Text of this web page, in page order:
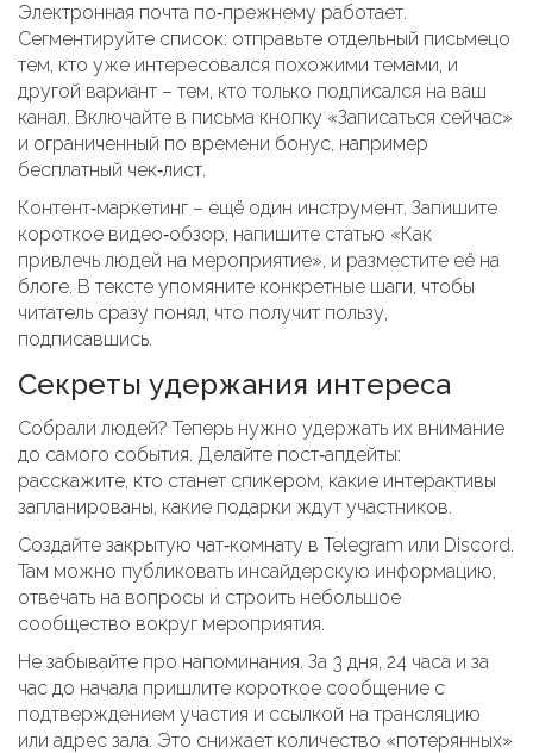
Электронная почта по‑прежнему работает.
Сегментируйте список: отправьте отдельный письмецо
тем, кто уже интересовался похожими темами, и
другой вариант – тем, кто только подписался на ваш
канал. Включайте в письма кнопку «Записаться сейчас»
и ограниченный по времени бонус, например
бесплатный чек‑лист.
Контент‑маркетинг – ещё один инструмент. Запишите
короткое видео‑обзор, напишите статью «Как
привлечь людей на мероприятие», и разместите её на
блоге. В тексте упомяните конкретные шаги, чтобы
читатель сразу понял, что получит пользу,
подписавшись.
Секреты удержания интереса
Собрали людей? Теперь нужно удержать их внимание
до самого события. Делайте пост‑апдейты:
расскажите, кто станет спикером, какие интерактивы
запланированы, какие подарки ждут участников.
Создайте закрытую чат‑комнату в Telegram или Discord.
Там можно публиковать инсайдерскую информацию,
отвечать на вопросы и строить небольшое
сообщество вокруг мероприятия.
Не забывайте про напоминания. За 3 дня, 24 часа и за
час до начала пришлите короткое сообщение с
подтверждением участия и ссылкой на трансляцию
или адрес зала. Это снижает количество «потерянных»